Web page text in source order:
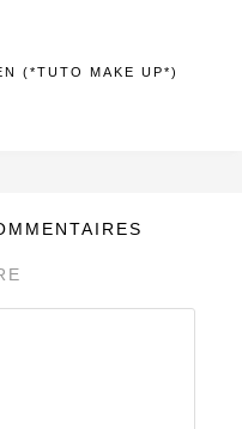
(*TUTO MAKE UP*)